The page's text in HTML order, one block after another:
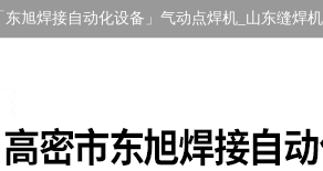
旭焊接自动化设备」气动点焊机_山东缝焊